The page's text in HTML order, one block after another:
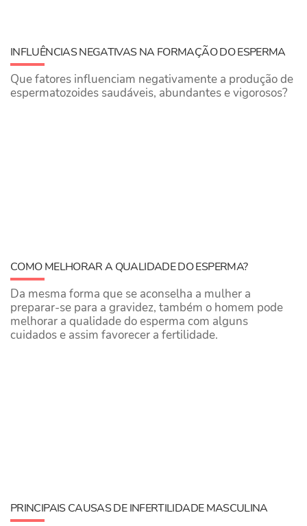
INFLUÊNCIAS NEGATIVAS NA FORMAÇÃO DO ESPERMA
Que fatores influenciam negativamente a produção de
espermatozoides saudáveis, abundantes e vigorosos?
COMO MELHORAR A QUALIDADE DO ESPERMA?
Da mesma forma que se aconselha a mulher a
preparar-se para a gravidez, também o homem pode
melhorar a qualidade do esperma com alguns
cuidados e assim favorecer a fertilidade.
​PRINCIPAIS CAUSAS DE INFERTILIDADE MASCULINA